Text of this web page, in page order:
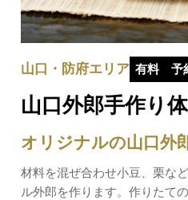
山口外郎手作り
オリジナルの山口外
材料を混ぜ合わせ小豆、栗な
ル外郎を作ります。作りたて
山口・防府エリア 有料 予